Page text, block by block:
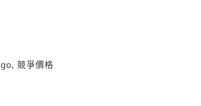
競爭價格